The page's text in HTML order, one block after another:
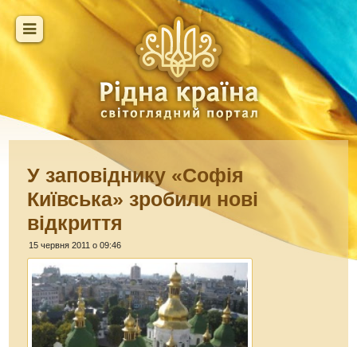
У заповіднику «Софія
Київська» зробили нові
відкриття
15 червня 2011 о 09:46